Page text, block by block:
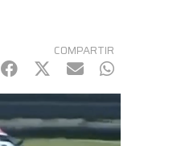
COMPARTIR
Facebook
Twitter
mail WhatsApp